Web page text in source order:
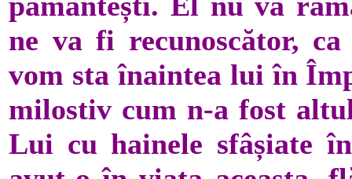
ne va fi recunoscător,
vom sta înaintea lui în
milostiv cum n-a fost
Lui cu hainele sfâșiate